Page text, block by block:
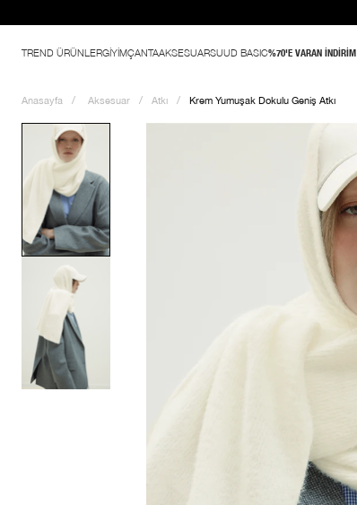
TREND ÜRÜNLERGİYİMÇANTAAKSESUARSUUD BASIC%70'E VARAN İNDİRİM
Anasayfa Aksesuar Atkı Krem Yumuşak Dokulu Geniş Atkı